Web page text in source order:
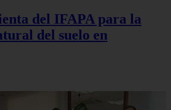
del IFAPA para la
del suelo en